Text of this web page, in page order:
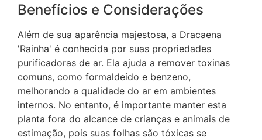
Benefícios e Considerações
Além de sua aparência majestosa, a Dracaena
'Rainha' é conhecida por suas propriedades
purificadoras de ar. Ela ajuda a remover toxinas
comuns, como formaldeído e benzeno,
melhorando a qualidade do ar em ambientes
internos. No entanto, é importante manter esta
planta fora do alcance de crianças e animais de
estimação, pois suas folhas são tóxicas se